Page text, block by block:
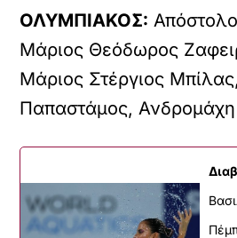
ΟΛΥΜΠΙΑΚΟΣ:
Μάριος Θεόδωρος
Μάριος Στέργιος
Παπαστάμος,